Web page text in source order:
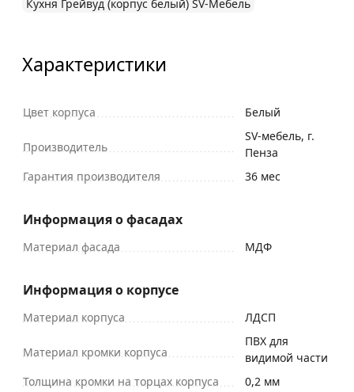
Кухня Грейвуд (корпус белый) SV-Мебель
Характеристики
Цвет корпуса Белый
Производитель
SV-мебель, г.
Пенза
Гарантия производителя
36 мес
Информация о фасадах
Материал фасада МДФ
Информация о корпусе
Материал корпуса ЛДСП
Материал кромки корпуса
ПВХ для
видимой части
Толщина кромки на торцах корпуса
0,2 мм